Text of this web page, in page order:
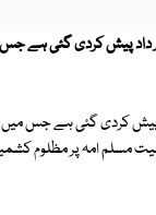
داد پیش کردی گئی ہے
پیش کردی گئی ہے جس میں
سمیت مسلم امہ پر مظلوم